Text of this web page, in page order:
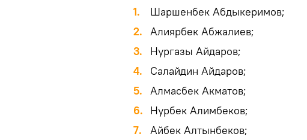
Шаршенбек Абдыкеримов;
Алиярбек Абжалиев;
Нургазы Айдаров;
Салайдин Айдаров;
Алмасбек Акматов;
Нурбек Алимбеков;
Айбек Алтынбеков;